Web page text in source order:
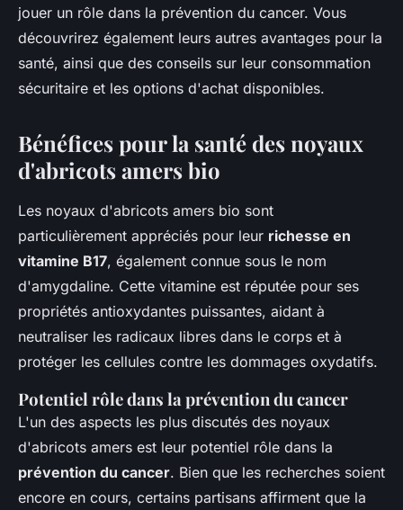
Faustine• 1 août 2024• 4 min de lecture
jouer un rôle dans la prévention du cancer. Vous
découvrirez également leurs autres avantages pour la
santé, ainsi que des conseils sur leur consommation
sécuritaire et les options d'achat disponibles.
Bénéfices pour la santé des noyaux
d'abricots amers bio
Les noyaux d'abricots amers bio sont
particulièrement appréciés pour leur richesse en
vitamine B17, également connue sous le nom
d'amygdaline. Cette vitamine est réputée pour ses
propriétés antioxydantes puissantes, aidant à
neutraliser les radicaux libres dans le corps et à
protéger les cellules contre les dommages oxydatifs.
Potentiel rôle dans la prévention du cancer
L'un des aspects les plus discutés des noyaux
d'abricots amers est leur potentiel rôle dans la
prévention du cancer. Bien que les recherches soient
encore en cours, certains partisans affirment que la